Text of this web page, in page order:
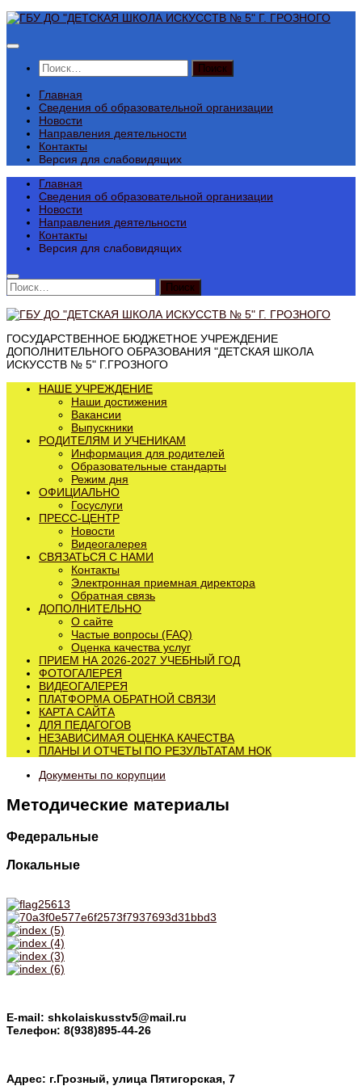
Перейти
содержимому
Найти:
Главная
Сведения об образовательной организации
Новости
Направления деятельности
Контакты
Версия для слабовидящих
Главная
Сведения об образовательной организации
Новости
Направления деятельности
Контакты
Версия для слабовидящих
Найти:
ГОСУДАРСТВЕННОЕ БЮДЖЕТНОЕ УЧРЕЖДЕНИЕ
ДОПОЛНИТЕЛЬНОГО ОБРАЗОВАНИЯ "ДЕТСКАЯ ШКОЛА
ИСКУССТВ № 5" Г.ГРОЗНОГО
НАШЕ УЧРЕЖДЕНИЕ
Наши достижения
Вакансии
Выпускники
РОДИТЕЛЯМ И УЧЕНИКАМ
Информация для родителей
Образовательные стандарты
Режим дня
ОФИЦИАЛЬНО
Госуслуги
ПРЕСС-ЦЕНТР
Новости
Видеогалерея
СВЯЗАТЬСЯ С НАМИ
Контакты
Электронная приемная директора
Обратная связь
ДОПОЛНИТЕЛЬНО
О сайте
Частые вопросы (FAQ)
Оценка качества услуг
ПРИЕМ НА 2026-2027 УЧЕБНЫЙ ГОД
ФОТОГАЛЕРЕЯ
ВИДЕОГАЛЕРЕЯ
ПЛАТФОРМА ОБРАТНОЙ СВЯЗИ
КАРТА САЙТА
ДЛЯ ПЕДАГОГОВ
НЕЗАВИСИМАЯ ОЦЕНКА КАЧЕСТВА
ПЛАНЫ И ОТЧЕТЫ ПО РЕЗУЛЬТАТАМ НОК
Документы по корупции
Методические материалы
Федеральные
Локальные
E-mail: shkolaiskusstv5@mail.ru
Телефон: 8(938)895-44-26
Адрес: г.Грозный, улица Пятигорская, 7